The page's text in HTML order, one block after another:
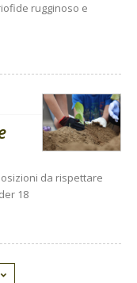
rugginoso e
da rispettare
18